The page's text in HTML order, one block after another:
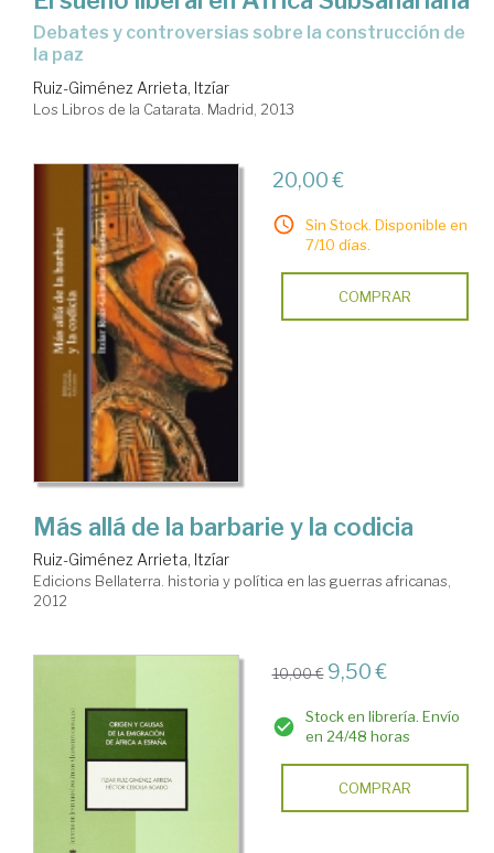
debates y controversias sobre la construcción de
la paz
Ruiz-Giménez Arrieta, Itzíar
Los Libros de la Catarata. Madrid, 2013
20,00 €
Sin Stock. Disponible en
7/10 días.
COMPRAR
Más allá de la barbarie y la codicia
Ruiz-Giménez Arrieta, Itzíar
Edicions Bellaterra. historia y política en las guerras africanas,
2012
10,00 € 9,50 €
Stock en librería. Envío
en 24/48 horas
COMPRAR